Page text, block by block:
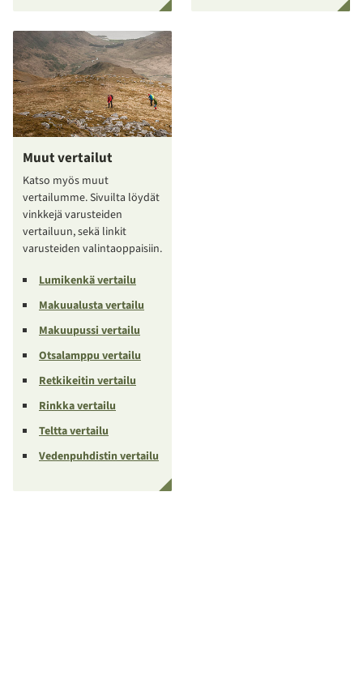
Muut vertailut
Katso myös muut
vertailumme. Sivuilta löydät
vinkkejä varusteiden
vertailuun, sekä linkit
varusteiden valintaoppaisiin.
Lumikenkä vertailu
Makuualusta vertailu
Makuupussi vertailu
Otsalamppu vertailu
Retkikeitin vertailu
Rinkka vertailu
Teltta vertailu
Vedenpuhdistin vertailu